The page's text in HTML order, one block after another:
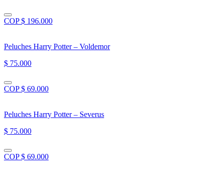
COP $ 196.000
Peluches Harry Potter – Voldemor
$ 75.000
COP $ 69.000
Peluches Harry Potter – Severus
$ 75.000
COP $ 69.000